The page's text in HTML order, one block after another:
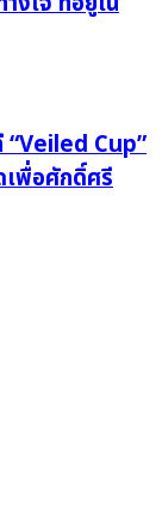
“Veiled Cup”
เพื่อศักดิ์ศรี